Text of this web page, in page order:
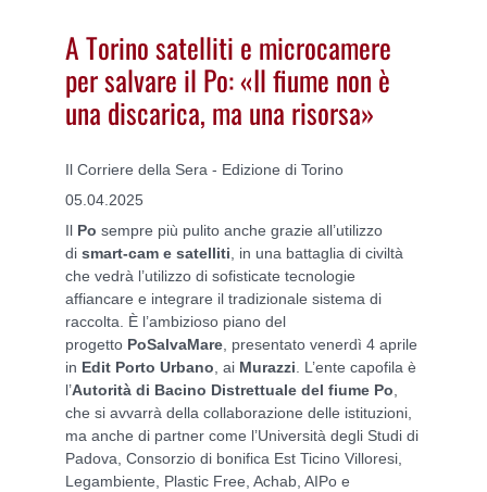
A Torino satelliti e microcamere
per salvare il Po: «Il fiume non è
una discarica, ma una risorsa»
Il Corriere della Sera - Edizione di Torino
05.04.2025
Il Po sempre più pulito anche grazie all’utilizzo
di smart-cam e satelliti , in una battaglia di civiltà
che vedrà l’utilizzo di sofisticate tecnologie
affiancare e integrare il tradizionale sistema di
raccolta. È l’ambizioso piano del
progetto PoSalvaMare , presentato venerdì 4 aprile
in Edit Porto Urbano , ai Murazzi . L’ente capofila è
l’Autorità di Bacino Distrettuale del fiume Po
che si avvarrà della collaborazione delle istituzioni,
ma anche di partner come l’Università degli Studi di
Padova, Consorzio di bonifica Est Ticino Villoresi,
Legambiente, Plastic Free, Achab, AIPo e